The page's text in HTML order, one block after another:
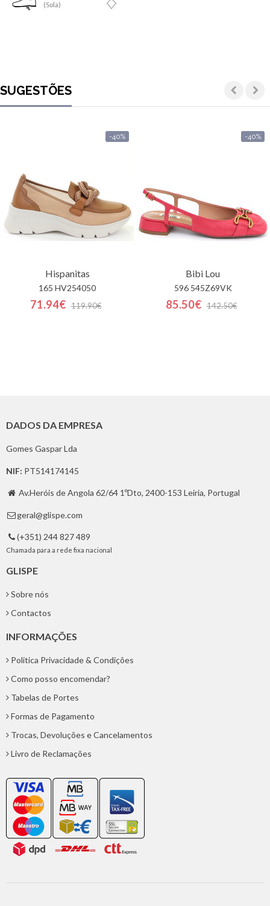
(Sola)
SUGESTÕES
-40%
Hispanitas
165 HV254050
71.94€ 119.90€
-40%
Bibi Lou
596 545Z69VK
85.50€ 142.50€
DADOS DA EMPRESA
Gomes Gaspar Lda
NIF: PT514174145
 Av.Heróis de Angola 62/64 1ºDto, 2400-153 Leiria, Portugal
 geral@glispe.com
 (+351) 244 827 489
Chamada para a rede fixa nacional
GLISPE
Sobre nós
Contactos
INFORMAÇÕES
Politica Privacidade & Condições
Como posso encomendar?
Tabelas de Portes
Formas de Pagamento
Trocas, Devoluções e Cancelamentos
Livro de Reclamações